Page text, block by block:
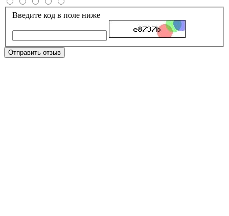
Введите код в поле ниже
Отправить отзыв